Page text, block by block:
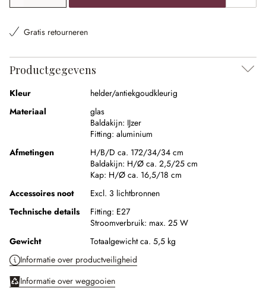
Gratis retourneren
Productgegevens
Kleur
helder/antiekgoudkleurig
Materiaal
glas
Baldakijn: IJzer
Fitting: aluminium
Afmetingen
H/B/D ca. 172/34/34 cm
Baldakijn: H/Ø ca. 2,5/25 cm
Kap: H/Ø ca. 16,5/18 cm
Accessoires noot
Excl. 3 lichtbronnen
Technische details
Fitting: E27
Stroomverbruik: max. 25 W
Gewicht
Totaalgewicht ca. 5,5 kg
Informatie over productveiligheid
Informatie over weggooien